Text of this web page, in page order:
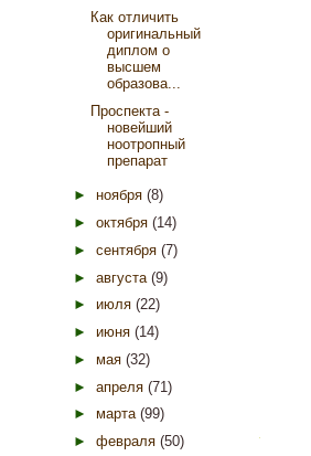
Как отличить
оригинальный
диплом о
высшем
образова...
Проспекта -
новейший
ноотропный
препарат
► ноября (8)
► октября (14)
► сентября (7)
► августа (9)
► июля (22)
► июня (14)
► мая (32)
► апреля (71)
► марта (99)
► февраля (50)